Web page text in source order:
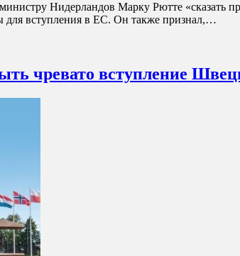
Нидерландов Марку Рютте «сказать
для вступления в ЕС. Он также признал,…
чревато вступление